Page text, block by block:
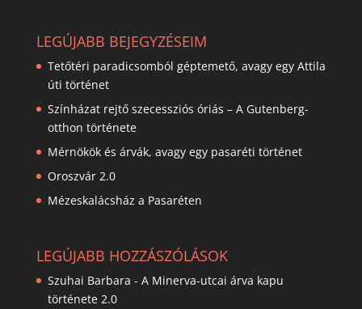
LEGÚJABB BEJEGYZÉSEIM
Tetőtéri paradicsomból géptemető, avagy egy Attila
úti történet
Színházat rejtő szecessziós óriás – A Gutenberg-
otthon története
Mérnökök és árvák, avagy egy pasaréti történet
Oroszvár 2.0
Mézeskalácsház a Pasaréten
LEGÚJABB HOZZÁSZÓLÁSOK
Szuhai Barbara - A Minerva-utcai árva kapu
története 2.0